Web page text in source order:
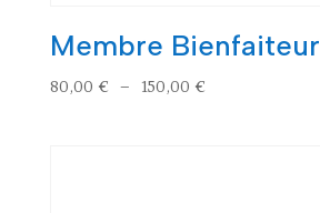
Membre Bienfaiteur
80,00 € – 150,00 €Plage